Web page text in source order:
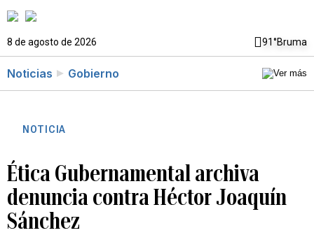
8 de agosto de 2026 91°Bruma
Noticias Gobierno
NOTICIA
Ética Gubernamental archiva
denuncia contra Héctor Joaquín
Sánchez